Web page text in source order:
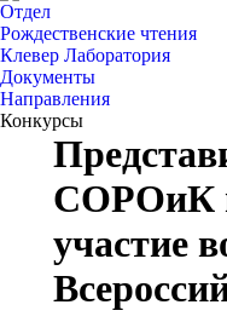
Отдел
Рождественские чтения
Клевер Лаборатория
Документы
Направления
Конкурсы
СОРОиК
участие